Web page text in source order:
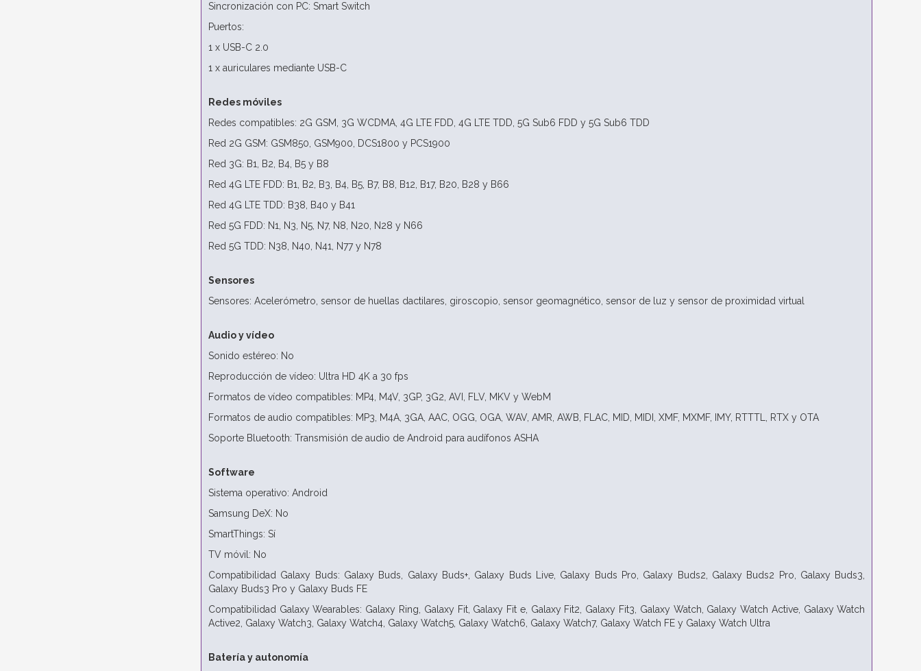
Sincronización con PC: Smart Switch
Puertos:
1 x USB-C 2.0
1 x auriculares mediante USB-C
Redes móviles
Redes compatibles: 2G GSM, 3G WCDMA, 4G LTE FDD, 4G LTE TDD, 5G Sub6 FDD y 5G Sub6 TDD
Red 2G GSM: GSM850, GSM900, DCS1800 y PCS1900
Red 3G: B1, B2, B4, B5 y B8
Red 4G LTE FDD: B1, B2, B3, B4, B5, B7, B8, B12, B17, B20, B28 y B66
Red 4G LTE TDD: B38, B40 y B41
Red 5G FDD: N1, N3, N5, N7, N8, N20, N28 y N66
Red 5G TDD: N38, N40, N41, N77 y N78
Sensores
Sensores: Acelerómetro, sensor de huellas dactilares, giroscopio, sensor geomagnético, sensor de luz y sensor de proximidad virtual
Audio y vídeo
Sonido estéreo: No
Reproducción de vídeo: Ultra HD 4K a 30 fps
Formatos de vídeo compatibles: MP4, M4V, 3GP, 3G2, AVI, FLV, MKV y WebM
Formatos de audio compatibles: MP3, M4A, 3GA, AAC, OGG, OGA, WAV, AMR, AWB, FLAC, MID, MIDI, XMF, MXMF, IMY, RTTTL, RTX y OTA
Soporte Bluetooth: Transmisión de audio de Android para audífonos ASHA
Software
Sistema operativo: Android
Samsung DeX: No
SmartThings: Sí
TV móvil: No
Compatibilidad Galaxy Buds: Galaxy Buds, Galaxy Buds+, Galaxy Buds Live, Galaxy Buds Pro, Galaxy Buds2, Galaxy Buds2 Pro, Galaxy Buds3,
Galaxy Buds3 Pro y Galaxy Buds FE
Compatibilidad Galaxy Wearables: Galaxy Ring, Galaxy Fit, Galaxy Fit e, Galaxy Fit2, Galaxy Fit3, Galaxy Watch, Galaxy Watch Active, Galaxy Watch
Active2, Galaxy Watch3, Galaxy Watch4, Galaxy Watch5, Galaxy Watch6, Galaxy Watch7, Galaxy Watch FE y Galaxy Watch Ultra
Batería y autonomía